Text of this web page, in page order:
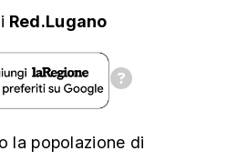
Red.Lugano
la popolazione di